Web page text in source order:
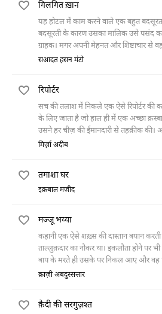
गिलगित ख़ान
यह होटल में काम करने वाले एक बहुत बदसूरत
बदसूरती के कारण उसका मालिक उसे पसंद
ग्राहक। मगर अपनी मेहनत और शिष्टाचार से
अपने अकेलेपन को दूर करने के लिए वह
कुत्ते को खिला देता है।
सआदत हसन मंटो
रिपोर्टर
सच की तलाश में निकले एक ऐसे रिपोर्टर की
के लिए जाता है जो हाल ही में एक अच्छा
उसने हर चीज़ की ईमानदारी से तहक़ीक की।
छपनी थी उस पर उसकी मौत की ख़बर छपी थी।
मिर्ज़ा अदीब
तमाशा घर
इक़बाल मजीद
मज्जू भय्या
कहानी एक ऐसे शख़्स की दास्तान बयान
ताल्लुक़दार का नौकर था। इकलौता होने पर
बाप के मरते ही उसके पर निकल आए और वह
पहलवान के दंगल से निकला तो गाँव की
मिलते ही एक-एक कर अपने रास्ते से हटाता चला
क़ाज़ी अबदुस्सत्तार
क़ैदी की सरगुज़श्त